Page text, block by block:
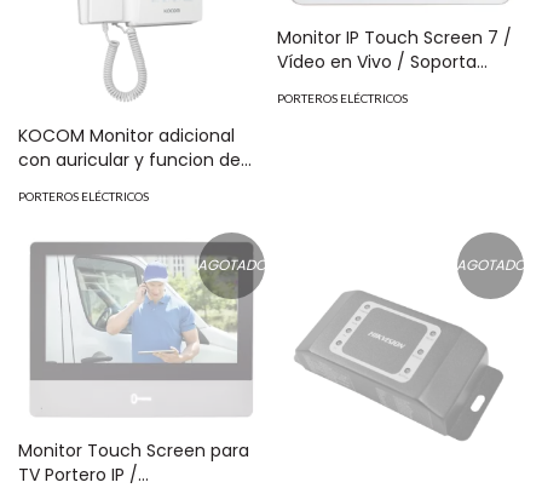
KOCOM Monitor adicional
con auricular y funcion de
a color 4" KCV-340-M
PORTEROS ELÉCTRICOS
Monitor IP Touch Screen 7 /
Vídeo en Vivo / Soporta
Audio de Dos Vías / Apertura
Remota / Llamadas entre
PORTEROS ELÉCTRICOS
AGOTADO
Monitor Touch Screen para
TV Portero IP /
AGOTADO